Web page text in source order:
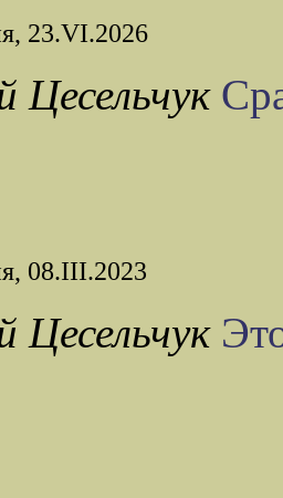
23.VI.2026
08.III.2023